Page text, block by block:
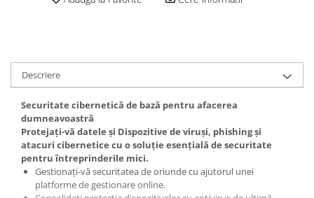
Descriere
Securitate cibernetică de bază pentru afacerea
dumneavoastră
Protejați-vă datele și Dispozitive de viruși, phishing și
atacuri cibernetice cu o soluție esențială de securitate
pentru întreprinderile mici.
Gestionați-vă securitatea de oriunde cu ajutorul unei
platforme de gestionare online.